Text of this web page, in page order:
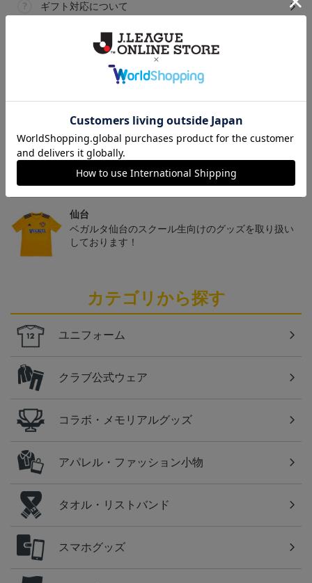
ギフト対応について
仙台
チームマスコットグッズは、サポーターやファン必
見！今すぐチェックしてみてください！
仙台
ベガルタ仙台のスクール生向けのグッズを取り扱い
しております！
カテゴリから探す
ユニフォーム
クラブ公式ウェア
コラボ・メモリアルグッズ
アパレル・ファッション小物
タオル・リストバンド
スマホグッズ